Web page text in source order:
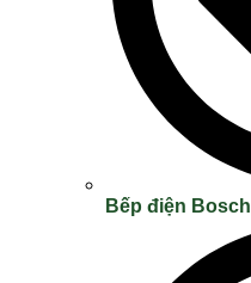
Bếp điện Bosch